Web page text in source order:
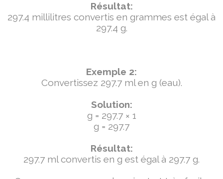
Résultat:
297.4 millilitres convertis en grammes est égal à
297.4 g.
Exemple 2:
Convertissez 297.7 ml en g (eau).
Solution:
g = 297.7 × 1
g = 297.7
Résultat:
297.7 ml convertis en g est égal à 297.7 g.